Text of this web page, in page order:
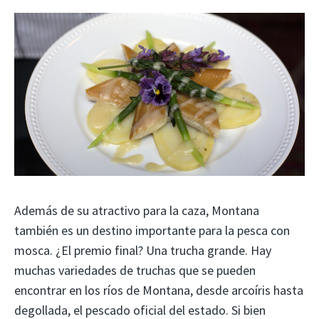
Además de su atractivo para la caza, Montana
también es un destino importante para la pesca con
mosca. ¿El premio final? Una trucha grande. Hay
muchas variedades de truchas que se pueden
encontrar en los ríos de Montana, desde arcoíris hasta
degollada, el pescado oficial del estado. Si bien